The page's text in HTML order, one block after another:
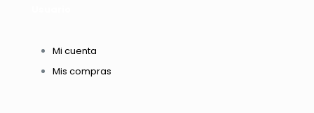
Mi cuenta
Mis compras